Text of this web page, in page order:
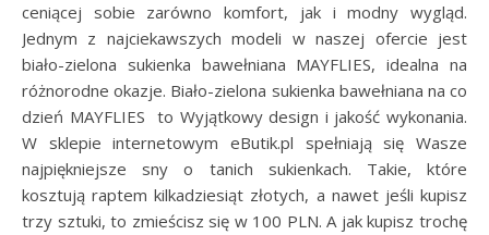
ceniącej sobie zarówno komfort, jak i modny wygląd.
Jednym z najciekawszych modeli w naszej ofercie jest
biało-zielona sukienka bawełniana MAYFLIES, idealna na
różnorodne okazje. Biało-zielona sukienka bawełniana na co
dzień MAYFLIES to Wyjątkowy design i jakość wykonania.
W sklepie internetowym eButik.pl spełniają się Wasze
najpiękniejsze sny o tanich sukienkach. Takie, które
kosztują raptem kilkadziesiąt złotych, a nawet jeśli kupisz
trzy sztuki, to zmieścisz się w 100 PLN. A jak kupisz trochę